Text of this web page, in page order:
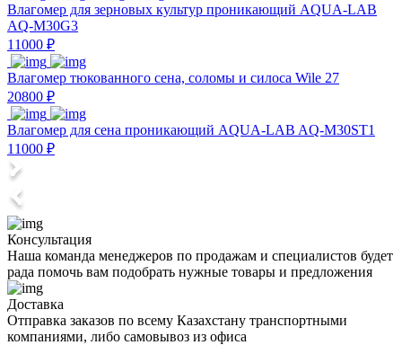
Влагомер для зерновых культур проникающий AQUA-LAB
AQ-M30G3
11000 ₽
Влагомер тюкованного сена, соломы и силоса Wile 27
20800 ₽
Влагомер для сена проникающий AQUA-LAB AQ-M30ST1
11000 ₽
Консультация
Наша команда менеджеров по продажам и специалистов будет
рада помочь вам подобрать нужные товары и предложения
Доставка
Отправка заказов по всему Казахстану транспортными
компаниями, либо самовывоз из офиса